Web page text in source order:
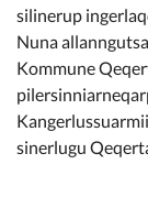
silinerup
Nuna
Kommune
sinerlugu